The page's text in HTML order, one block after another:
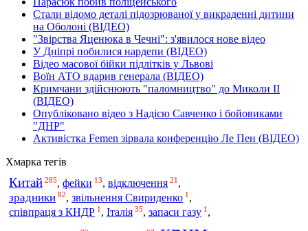
Стали відомо деталі підозрюваної у викраденні дитини
на Оболоні (ВІДЕО)
"Звірства Яценюка в Чечні": з'явилося нове відео
У Дніпрі побилися нардепи (ВІДЕО)
Відео масової бійки підлітків у Львові
Воїн АТО вдарив генерала (ВІДЕО)
Кримчани здійснюють "паломництво" до Миколи ІІ
(ВІДЕО)
Опубліковано відео з Надією Савченко і бойовиками
"ДНР"
Активістка Femen зірвала конференцію Ле Пен (ВІДЕО)
Хмарка тегів
Китай 285, фейки 13, відключення 21 ,
зрадники 82, звільнення Свириденко 1 ,
співпраця з КНДР 1 , Італія 35, запаси газу 1 ,